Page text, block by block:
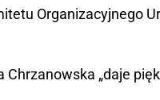
Organizacyjnego
Chrzanowska „daje